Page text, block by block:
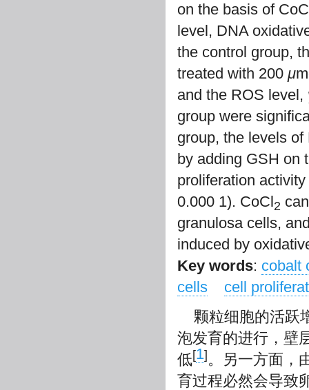
on the basis of
level, DNA
the control group,
treated with 200 μ
and the ROS level,
group were
group, the levels
by adding GSH on
proliferation
0.000 1). CoCl2
granulosa cells,
induced by
Key words: cobalt
cells
cell
颗粒细胞的活跃
泡发育的进行，壁
低[1]。另一方面，
育过程必然会导致